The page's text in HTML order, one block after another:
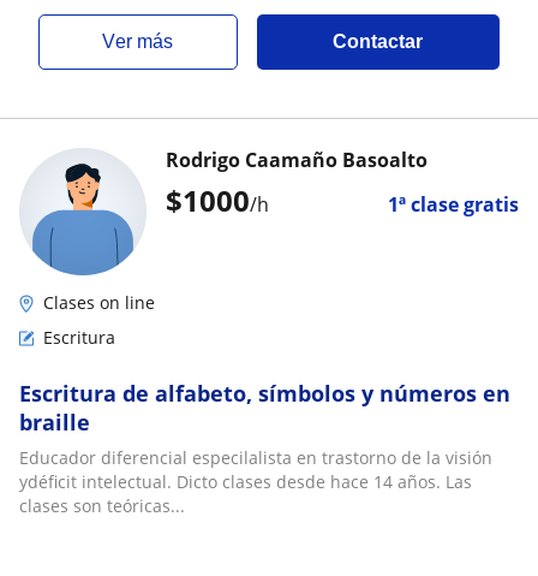
ver más Contactar
$1000/h 1ª clase gratis
Rodrigo Caamaño Basoalto
Clases on line
Escritura
Escritura de alfabeto, símbolos y números en
braille
Educador diferencial especilalista en trastorno de la visión
ydéficit intelectual. Dicto clases desde hace 14 años. Las
clases son teóricas...